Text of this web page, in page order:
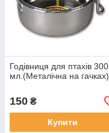
Годівниця для птахів 300
мл.(Металічна на гачках)
150 ₴
Купити